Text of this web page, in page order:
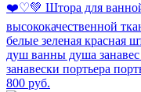
❤️️♡💚 Штора для
высококачественной
белые зеленая красная
душ ванны душа занавес
занавески портьера
800 руб.